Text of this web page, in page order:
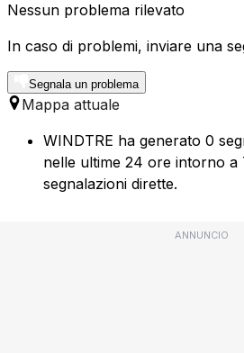
Nessun problema rilevato
In caso di problemi, inviare una
Segnala un problema
Mappa attuale
WINDTRE ha generato 0
nelle ultime 24 ore intorno a
segnalazioni dirette.
ANNUNCIO